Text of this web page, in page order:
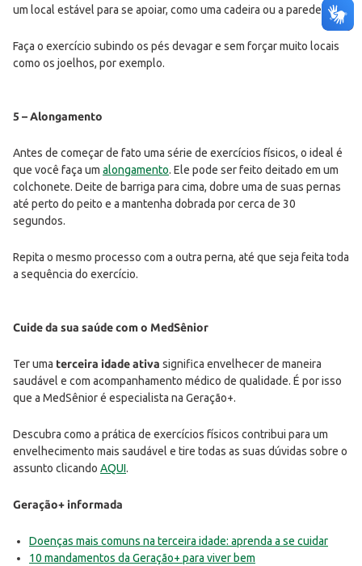
um local estável para se apoiar, como uma cadeira ou a parede.
Faça o exercício subindo os pés devagar e sem forçar muito locais
como os joelhos, por exemplo.
5 – Alongamento
Antes de começar de fato uma série de exercícios físicos, o ideal é
que você faça um alongamento. Ele pode ser feito deitado em um
colchonete. Deite de barriga para cima, dobre uma de suas pernas
até perto do peito e a mantenha dobrada por cerca de 30
segundos.
Repita o mesmo processo com a outra perna, até que seja feita toda
a sequência do exercício.
Cuide da sua saúde com o MedSênior
Ter uma terceira idade ativa significa envelhecer de maneira
saudável e com acompanhamento médico de qualidade. É por isso
que a MedSênior é especialista na Geração+.
Descubra como a prática de exercícios físicos contribui para um
envelhecimento mais saudável e tire todas as suas dúvidas sobre o
assunto clicando AQUI.
Geração+ informada
Doenças mais comuns na terceira idade: aprenda a se cuidar
10 mandamentos da Geração+ para viver bem